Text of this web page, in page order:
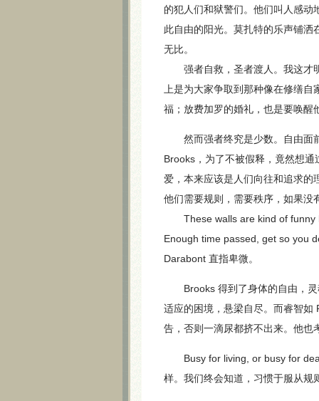
的犯人们和狱警们。他们叫人感
此自由的阳光。莫扎特的乐声铺
无比。
强者自救，圣者渡人。我这才
上是为大家争取到那种像在修缮
福；放费加罗的婚礼，也是要唤醒
然而强者终究是少数。自由面
Brooks，为了不被假释，竟然想
爱，本来应该是人们向往和追求的
他们需要规则，需要秩序，如果没
These walls are kind of funny
Enough time passed, get so you
Darabont 直指卑微。
Brooks 得到了身体的自由，灵
适应的困境，悬梁自尽。而睿智如
告，否则一滴尿都挤不出来。他也
Busy for living, or busy for
样。我们终会知道，习惯于服从规